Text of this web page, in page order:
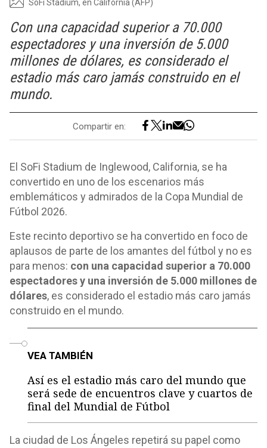
SoFi Stadium, en California (AFP)
Con una capacidad superior a 70.000
espectadores y una inversión de 5.000
millones de dólares, es considerado el
estadio más caro jamás construido en el
mundo.
Compartir en:
El SoFi Stadium de Inglewood, California, se ha
convertido en uno de los escenarios más
emblemáticos y admirados de la Copa Mundial de
Fútbol 2026.
Este recinto deportivo se ha convertido en foco de
aplausos de parte de los amantes del fútbol y no es
para menos: con una capacidad superior a 70.000
espectadores y una inversión de 5.000 millones de
dólares, es considerado el estadio más caro jamás
construido en el mundo.
VEA TAMBIÉN
Así es el estadio más caro del mundo que
será sede de encuentros clave y cuartos de
final del Mundial de Fútbol
La ciudad de Los Ángeles repetirá su papel como